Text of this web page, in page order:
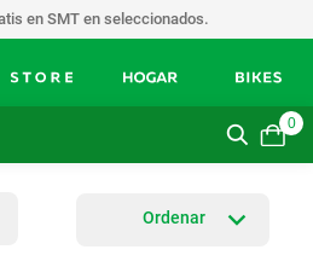
en SMT en seleccionados.
0